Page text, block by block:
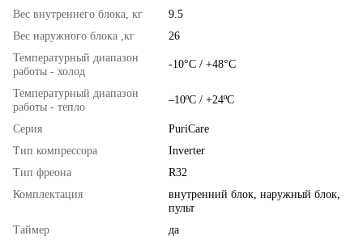
Вес внутреннего блока, кг
9.5
Вес наружного блока ,кг
26
Температурный диапазон
работы - холод
-10°С / +48°С
Температурный диапазон
работы - тепло
–10ºC / +24ºC
Серия
PuriCare
Тип компрессора
Inverter
Тип фреона
R32
Комплектация
внутренний блок, наружный блок,
пульт
Таймер
да